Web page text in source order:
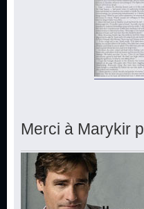
Merci à Marykir